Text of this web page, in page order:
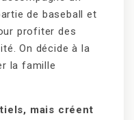
de baseball et
profiter des
On décide à la
la famille
mais créent